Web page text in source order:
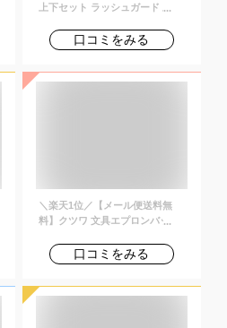
上下セット ラッシュガード 上下
uv upf50+ フード付き パーカー
uvパーカー uvカットパーカー
いサイズ 紫外線対策 体型カバー
口コミをみる
＼楽天1位／【メール便送料無
料】クツワ 文具エプロンバッグ
チ 仕事用 ウエストバッグ ベルト
ポーチ カラビナ ベルト通し メン
量 BE023-mail (si1a113)
口コミをみる